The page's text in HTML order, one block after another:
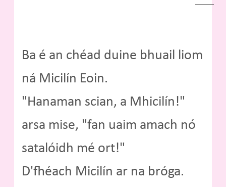
Ba é an chéad duine bhuail liom
ná Micilín Eoin.
"Hanaman scian, a Mhicilín!"
arsa mise, "fan uaim amach nó
satalóidh mé ort!"
D'fhéach Micilín ar na bróga.